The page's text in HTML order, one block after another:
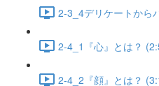
2-3_4デリケートから
2-4_1『心』とは？
2-4_2『顔』とは？